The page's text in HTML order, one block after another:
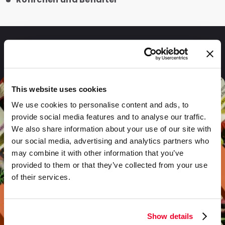
This website uses cookies
We use cookies to personalise content and ads, to
provide social media features and to analyse our traffic.
We also share information about your use of our site with
our social media, advertising and analytics partners who
may combine it with other information that you’ve
provided to them or that they’ve collected from your use
of their services.
Show details
Fragen und Antworten